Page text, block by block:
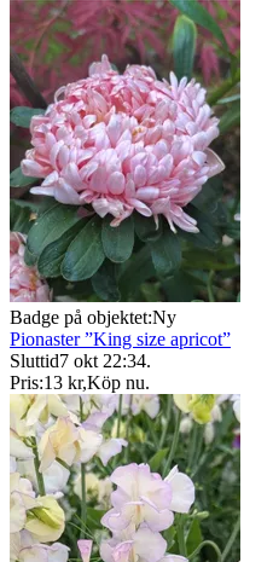
Badge på objektet:Ny
Pionaster ”King size apricot”
Sluttid7 okt 22:34.
Pris:13 kr,Köp nu.